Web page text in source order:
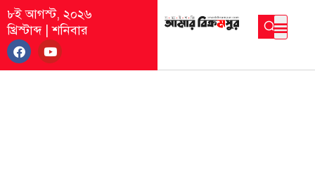
৮ই আগস্ট, ২০২৬
খ্রিস্টাব্দ|শনিবার